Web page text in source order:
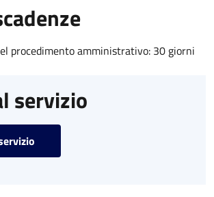
procedimento amministrativo: 30 giorni
servizio